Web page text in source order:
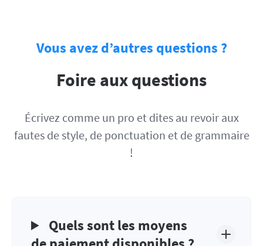
Vous avez d’autres questions ?
Foire aux questions
Écrivez comme un pro et dites au revoir aux
fautes de style, de ponctuation et de grammaire
!
Quels sont les moyens